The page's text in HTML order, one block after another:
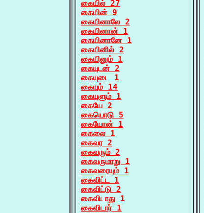
கையில் 27
கையின் 9
கையினாலே 2
கையினான் 1
கையினானே 1
கையினில் 2
கையினும் 1
கையுடன் 2
கையுடை 1
கையும் 14
கையுளும் 1
கையே 2
கையொடு 5
கையோன் 1
கைலை 1
கைவர 2
கைவரும் 2
கைவருமாறு 1
கைவரையும் 1
கைவிட்ட 1
கைவிட்டு 2
கைவிடாது 1
கைவிடார் 1